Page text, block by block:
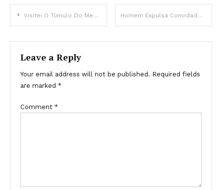
Visitei O Túmulo Do Meu Pai E Vi Uma Lápide Com Minha Foto E Meu Nome Perto — A Verdade Me Deixou Sem Palavras Homem Expulsa Convidados De Aniversário Que Zombam De Velha Governanta, No Dia Seguinte Desaparece Da Cidade Com Ela – História Do Dia
Leave a Reply
Your email address will not be published. Required fields
are marked *
Comment *